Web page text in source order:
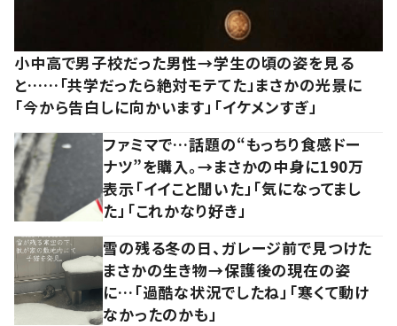
小中高で男子校だった男性→学生の頃の姿を見る
と……「共学だったら絶対モテてた」まさかの光景に
「今から告白しに向かいます」「イケメンすぎ」
ファミマで…話題の“もっちり食感ドー
ナツ”を購入。→まさかの中身に190万
表示「イイこと聞いた」「気になってまし
た」「これかなり好き」
雪の残る冬の日、ガレージ前で見つけた
まさかの生き物→保護後の現在の姿
に…「過酷な状況でしたね」「寒くて動け
なかったのかも」